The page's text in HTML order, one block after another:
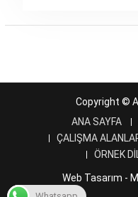
Copyright ©
ANA SAYFA
ÇALIŞMA
ÖRNEK
Web Tasarım -